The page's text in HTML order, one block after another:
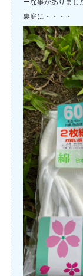
ーな事がありまし
裏庭に・・・・